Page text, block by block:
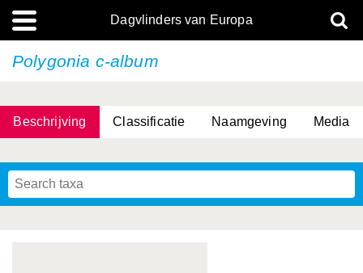
Dagvlinders van Europa
Polygonia c-album
Beschrijving Classificatie Naamgeving Media